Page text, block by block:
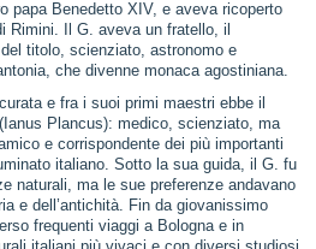
papa Benedetto XIV, e aveva ricoperto
Rimini. Il G. aveva un fratello, il
titolo, scienziato, astronomo e
che divenne monaca agostiniana.
e fra i suoi primi maestri ebbe il
Plancus): medico, scienziato, ma
e corrispondente dei più importanti
italiano. Sotto la sua guida, il G. fu
naturali, ma le sue preferenze andavano
e dell’antichità. Fin da giovanissimo
frequenti viaggi a Bologna e in